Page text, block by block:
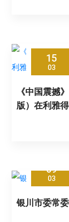
15
03
《中国震撼
版）在利雅
09
03
银川市委常